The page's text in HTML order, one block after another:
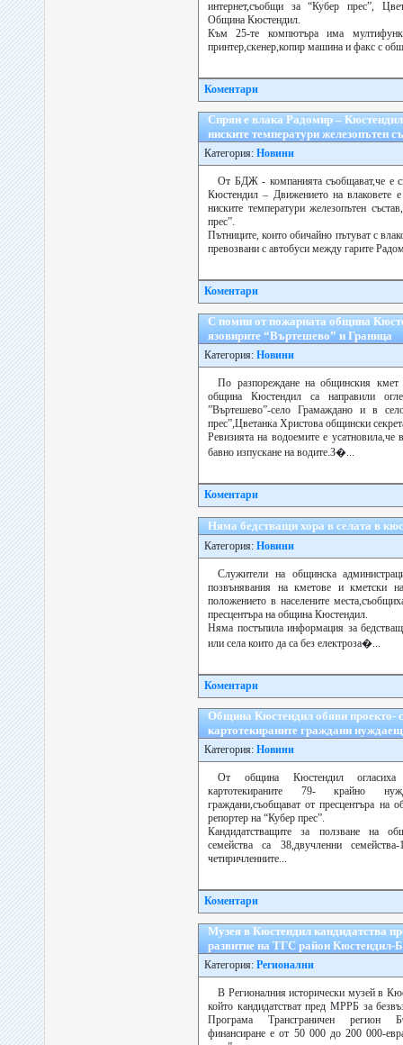
интернет,съобщи за “Кубер прес”,
Община Кюстендил.
Към 25-те компютъра има
принтер,скенер,копир машина и факс с
Коментари
Спрян е влака Радомир –
ниските температури железопътен
Категория: Новини
От БДЖ - компанията съобщават,че е
Кюстендил – Движението на влаковете
ниските температури железопътен
прес”.
Пътниците, които обичайно пътуват с
превозвани с автобуси между гарите
Коментари
С помпи от пожарната община
язовирите “Въртешево” и Граница
Категория: Новини
По разпореждане на общинския
община Кюстендил са направили
”Въртешево”-село Грамаждано и в
прес”,Цветанка Христова общински
Ревизията на водоемите е усатновила,че
бавно изпускане на водите.З�...
Коментари
Няма бедстващи хора в селата в
Категория: Новини
Служители на общинска
позвънявания на кметове и кметски
положението в населените
пресцентъра на община Кюстендил.
Няма постъпила информация за
или села които да са без електроза�...
Коментари
Община Кюстендил обяви проекто-
картотекираните граждани
Категория: Новини
От община Кюстендил огласиха
картотекираните 79- крайно
граждани,съобщават от пресцентъра на
репортер на “Кубер прес”.
Кандидатстващите за ползване на
семейства са 38,двучленни
четиричленните...
Коментари
Музея в Кюстендил кандидатства
развитие на ТГС район Кюстендил-
Категория: Регионални
В Регионалния исторически музей в
който кандидатстват пред МРРБ за
Програма Трансграничен регион
финансиране е от 50 000 до 200 000-